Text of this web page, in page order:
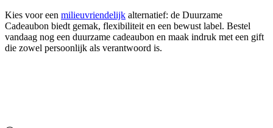
Kies voor een milieuvriendelijk alternatief: de Duurzame
Cadeaubon biedt gemak, flexibiliteit en een bewust label. Bestel
vandaag nog een duurzame cadeaubon en maak indruk met een gift
die zowel persoonlijk als verantwoord is.